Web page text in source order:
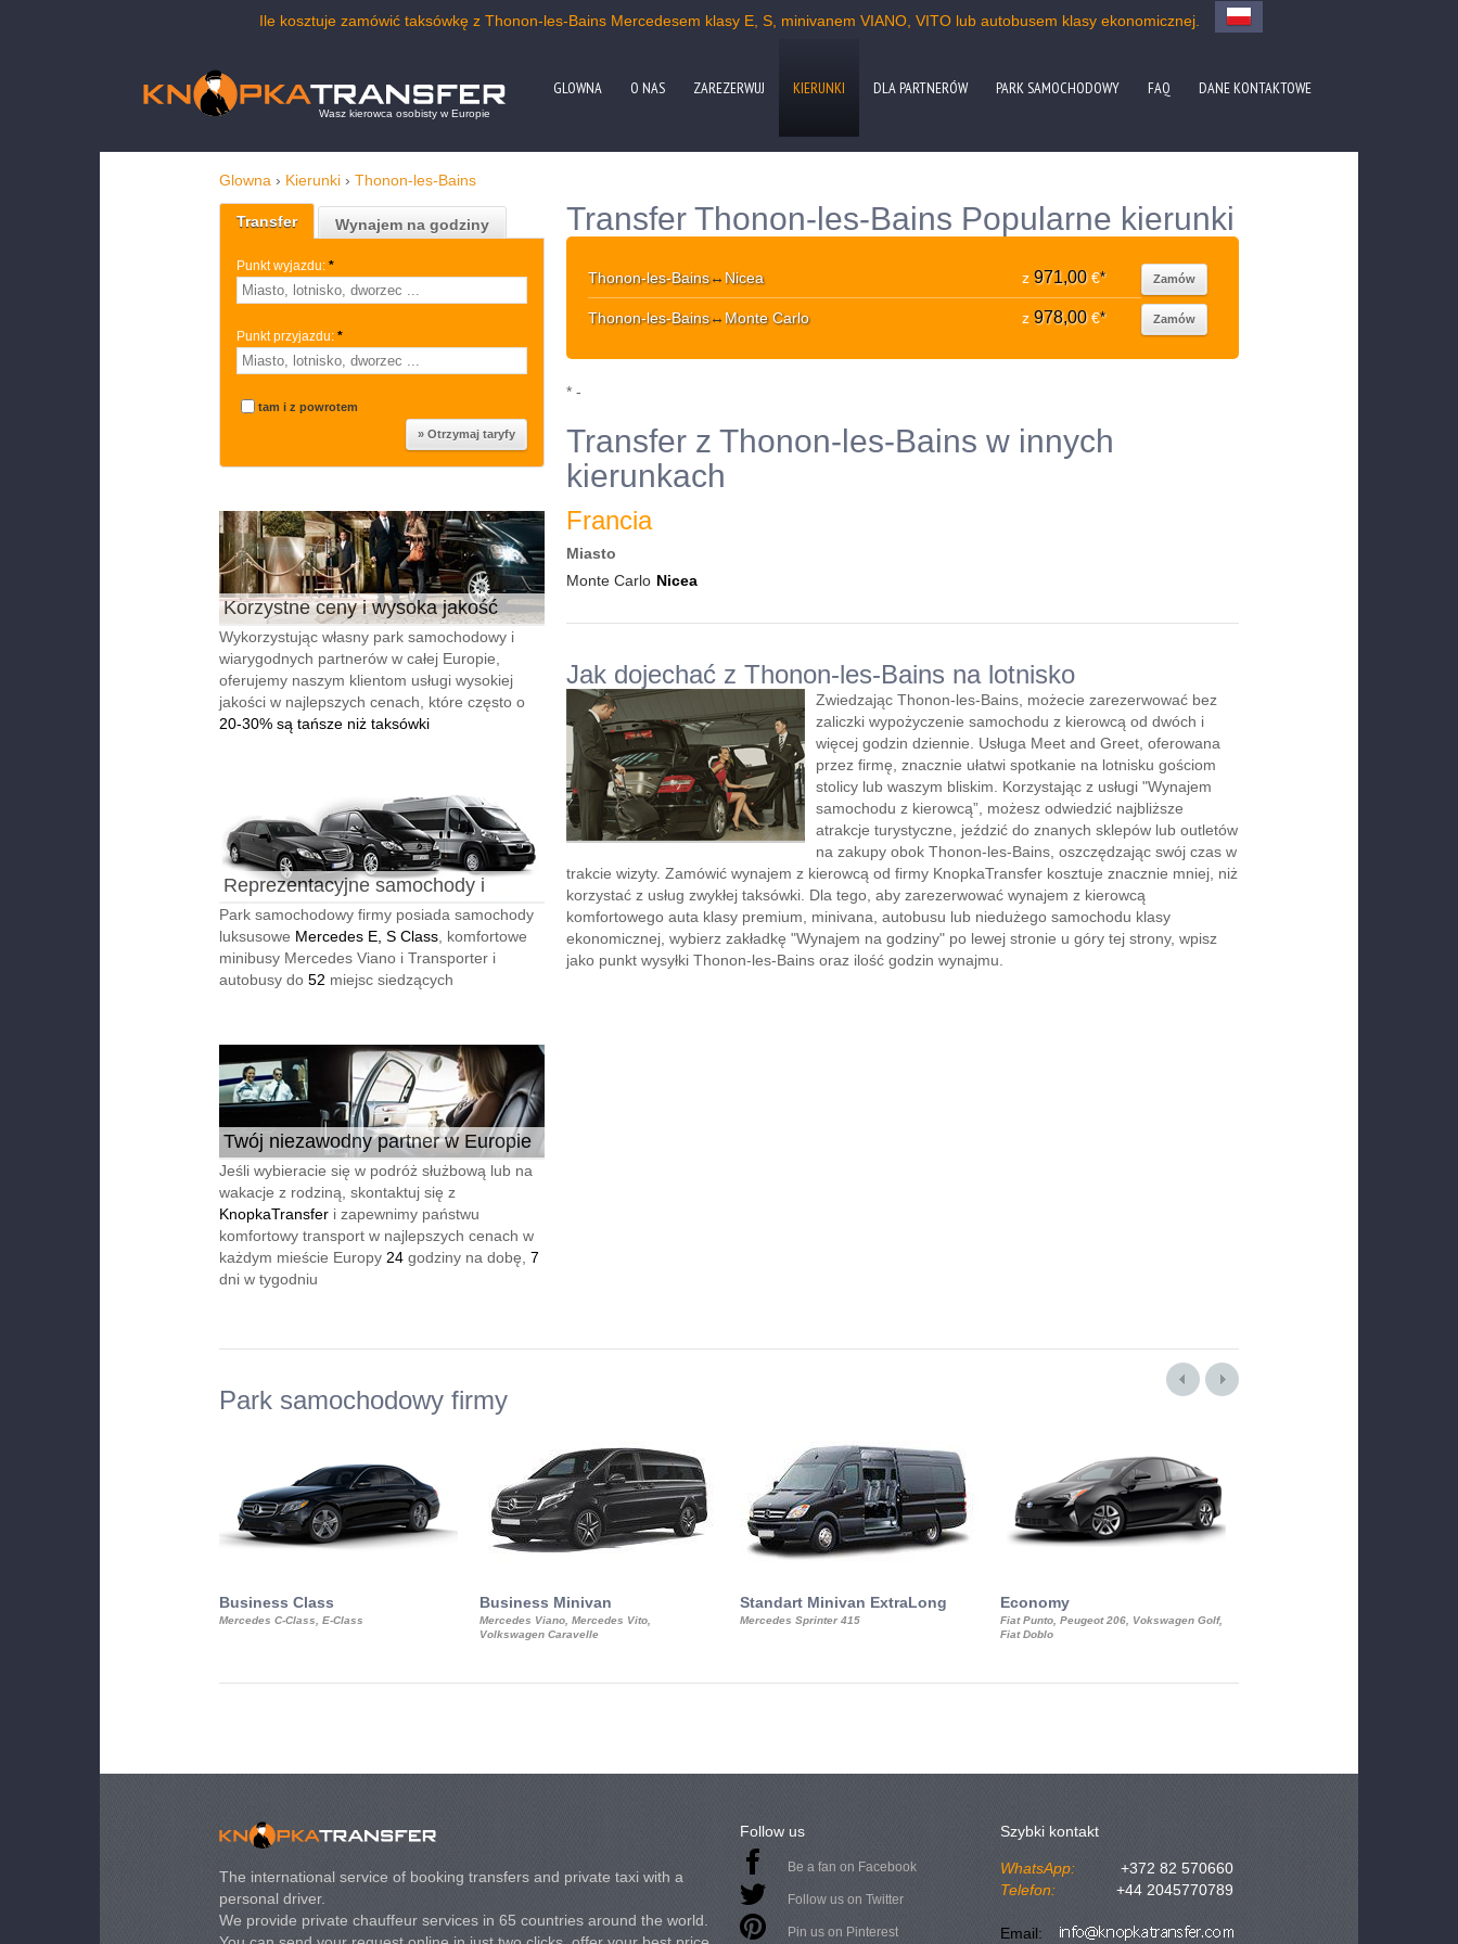
Ile kosztuje zamówić taksówkę z Thonon-les-Bains Mercedesem klasy E, S, minivanem VIANO, VITO lub autobusem klasy ekonomicznej.
Wasz kierowca osobisty w Europie
GLOWNA O NAS ZAREZERWUJ KIERUNKI DLA PARTNERÓW PARK SAMOCHODOWY FAQ DANE KONTAKTOWE
Glowna › Kierunki › Thonon-les-Bains
Transfer Wynajem na godziny
Punkt wyjazdu: *
Punkt przyjazdu: *
tam i z powrotem
Korzystne ceny i wysoka jakość
Wykorzystując własny park samochodowy i
wiarygodnych partnerów w całej Europie,
oferujemy naszym klientom usługi wysokiej
jakości w najlepszych cenach, które często o
20-30% są tańsze niż taksówki
Reprezentacyjne samochody i
autobusy
Park samochodowy firmy posiada samochody
luksusowe Mercedes E, S Class , komfortowe
minibusy Mercedes Viano i Transporter i
autobusy do 52 miejsc siedzących
Twój niezawodny partner w Europie
24/7
Jeśli wybieracie się w podróż służbową lub na
wakacje z rodziną, skontaktuj się z
KnopkaTransfer i zapewnimy państwu
komfortowy transport w najlepszych cenach w
każdym mieście Europy 24 godziny na dobę, 7
dni w tygodniu
Transfer Thonon-les-Bains Popularne kierunki
Thonon-les-Bains↔ Nicea z 971,00€* Zamów
Thonon-les-Bains↔ Monte Carlo z 978,00€* Zamów
* -
Transfer z Thonon-les-Bains w innych
kierunkach
Francia
Miasto
Monte Carlo Nicea
Jak dojechać z Thonon-les-Bains na lotnisko
Zwiedzając Thonon-les-Bains, możecie zarezerwować bez
zaliczki wypożyczenie samochodu z kierowcą od dwóch i
więcej godzin dziennie. Usługa Meet and Greet, oferowana
przez firmę, znacznie ułatwi spotkanie na lotnisku gościom
stolicy lub waszym bliskim. Korzystając z usługi "Wynajem
samochodu z kierowcą”, możesz odwiedzić najbliższe
atrakcje turystyczne, jeździć do znanych sklepów lub outletów
na zakupy obok Thonon-les-Bains, oszczędzając swój czas w
trakcie wizyty. Zamówić wynajem z kierowcą od firmy KnopkaTransfer kosztuje znacznie mniej, niż
korzystać z usług zwykłej taksówki. Dla tego, aby zarezerwować wynajem z kierowcą
komfortowego auta klasy premium, minivana, autobusu lub niedużego samochodu klasy
ekonomicznej, wybierz zakładkę "Wynajem na godziny" po lewej stronie u góry tej strony, wpisz
jako punkt wysyłki Thonon-les-Bains oraz ilość godzin wynajmu.
Park samochodowy firmy
Business Class
Mercedes C-Class, E-Class
Business Minivan
Mercedes Viano, Mercedes Vito,
Volkswagen Caravelle
Standart Minivan ExtraLong
Mercedes Sprinter 415
Economy
Fiat Punto, Peugeot 206, Vokswagen Golf,
Fiat Doblo
The international service of booking transfers and private taxi with a
personal driver.
We provide private chauffeur services in 65 countries around the world.
Follow us
Be a fan on Facebook
Follow us on Twitter
Pin us on Pinterest
Szybki kontakt
WhatsApp:
+372 82 570660
Telefon:
+44 2045770789
Email: